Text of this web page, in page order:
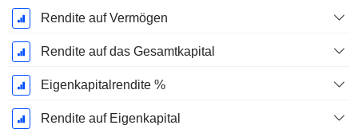
Dezember
Rendite auf Vermögen
Rendite auf das Gesamtkapital
Eigenkapitalrendite %
Rendite auf Eigenkapital